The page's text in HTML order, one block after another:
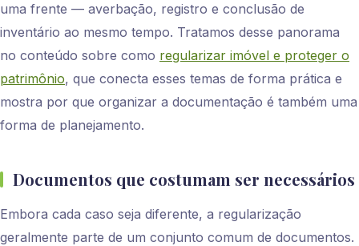
uma frente — averbação, registro e conclusão de
inventário ao mesmo tempo. Tratamos desse panorama
no conteúdo sobre como regularizar imóvel e proteger o
patrimônio, que conecta esses temas de forma prática e
mostra por que organizar a documentação é também uma
forma de planejamento.
Documentos que costumam ser necessários
Embora cada caso seja diferente, a regularização
geralmente parte de um conjunto comum de documentos.